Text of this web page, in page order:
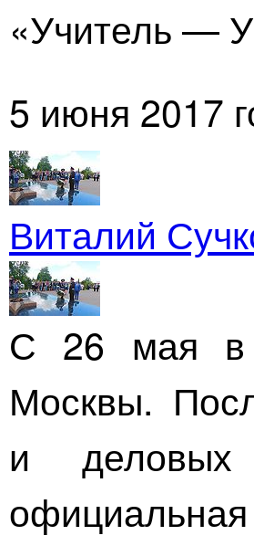
«Учитель —
5 июня 2017
Виталий
С 26 мая в
Москвы.
и